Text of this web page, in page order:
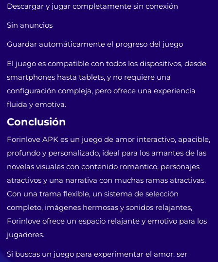
Descargar y jugar completamente sin conexión
Sin anuncios
Guardar automáticamente el progreso del juego
El juego es compatible con todos los dispositivos, desde
smartphones hasta tablets, y no requiere una
configuración compleja, pero ofrece una experiencia
fluida y emotiva.
Conclusión
Forinlove APK es un juego de amor interactivo, apacible,
profundo y personalizado, ideal para los amantes de las
novelas visuales con contenido romántico, personajes
atractivos y una narrativa con muchas ramas atractivas.
Con una trama flexible, un sistema de selección
completo, imágenes hermosas y sonidos relajantes,
Forinlove ofrece un espacio relajante y emotivo para los
jugadores.
Si buscas un juego para experimentar el amor, ser